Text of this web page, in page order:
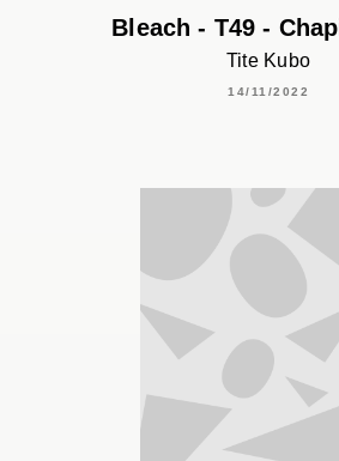
Bleach - T49 -
Tite Kubo
14/11/2022